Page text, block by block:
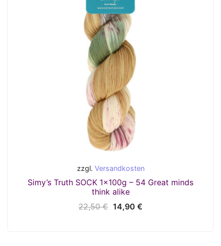
zzgl. Versandkosten
Simy’s Truth SOCK 1x100g – 54 Great minds
think alike
22,50€ Ursprünglicher
Preis
14,90 €